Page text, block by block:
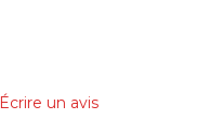
Écrire un avis